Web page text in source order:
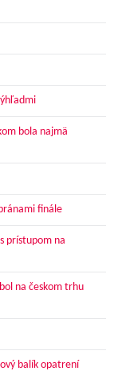
bola najmä
finále
prístupom na
na českom trhu
balík opatrení